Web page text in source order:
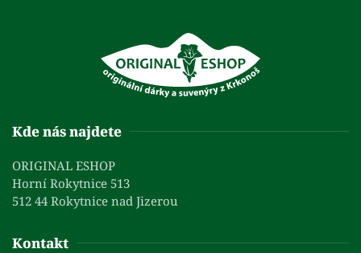
Kde nás najdete
ORIGINAL ESHOP
Horní Rokytnice 513
512 44 Rokytnice nad Jizerou
Kontakt